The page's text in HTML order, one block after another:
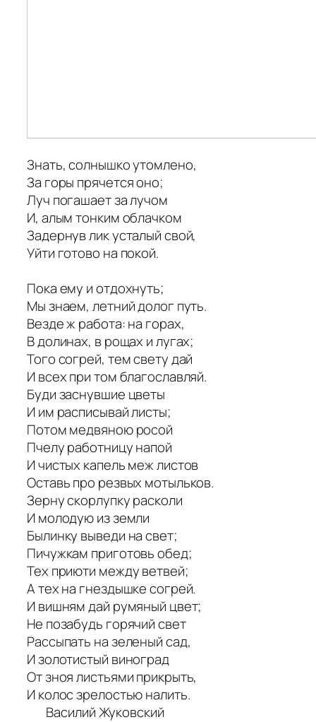
Знать, солнышко утомлено,
За горы прячется оно;
Луч погашает за лучом
И, алым тонким облачком
Задернув лик усталый свой,
Уйти готово на покой.
Пока ему и отдохнуть;
Мы знаем, летний долог путь.
Везде ж работа: на горах,
В долинах, в рощах и лугах;
Того согрей, тем свету дай
И всех при том благославляй.
Буди заснувшие цветы
И им расписывай листы;
Потом медвяною росой
Пчелу работницу напой
И чистых капель меж листов
Оставь про резвых мотыльков.
Зерну скорлупку расколи
И молодую из земли
Былинку выведи на свет;
Пичужкам приготовь обед;
Тех приюти между ветвей;
А тех на гнездышке согрей.
И вишням дай румяный цвет;
Не позабудь горячий свет
Рассыпать на зеленый сад,
И золотистый виноград
От зноя листьями прикрыть,
И колос зрелостью налить.
Василий Жуковский